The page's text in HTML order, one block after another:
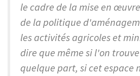
le cadre de la mise en
de la politique
les activités agricoles et
dire que même si l'on
quelque part, si cet espace